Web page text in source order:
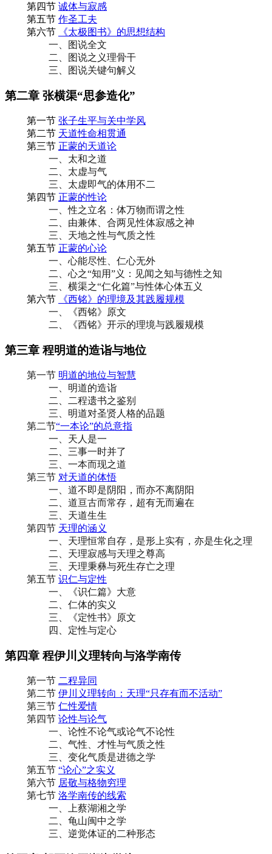
第四节 诚体与寂感
第五节 作圣工夫
第六节
《太极图书》的思想结构
一、图说全文
二、图说之义理骨干
三、图说关键句解义
第二章 张横渠“思参造化”
第一节 张子生平与关中学风
第二节 天道性命相贯通
第三节 正蒙的天道论
一、太和之道
二、太虚与气
三、太虚即气的体用不二
第四节 正蒙的性论
一、性之立名：体万物而谓之性
二、由兼体、合两见性体寂感之神
三、天地之性与气质之性
第五节 正蒙的心论
一、心能尽性、仁心无外
二、心之“知用”义：见闻之知与德性之知
三、横渠之“仁化篇”与性体心体五义
第六节
《西铭》的理境及其践履规模
一、《西铭》原文
二、《西铭》开示的理境与践履规模
第三章 程明道的造诣与地位
第一节 明道的地位与智慧
一、明道的造诣
二、二程遗书之鉴别
三、明道对圣贤人格的品题
第二节“一本论”的总意指
一、天人是一
二、三事一时并了
三、一本而现之道
第三节 对天道的体悟
一、道不即是阴阳，而亦不离阴阳
二、道亘古而常存，超有无而遍在
三、天道生生
第四节 天理的涵义
一、天理恒常自存，是形上实有，亦是生化之理
二、天理寂感与天理之尊高
三、天理秉彝与死生存亡之理
第五节 识仁与定性
一、《识仁篇》大意
二、仁体的实义
三、《定性书》原文
四、定性与定心
第四章 程伊川义理转向与洛学南传
第一节 二程异同
第二节 伊川义理转向：天理“只存有而不活动”
第三节 仁性爱情
第四节 论性与论气
一、论性不论气或论气不论性
二、气性、才性与气质之性
三、变化气质是进德之学
第五节 “论心”之实义
第六节 居敬与格物穷理
第七节 洛学南传的线索
一、上蔡湖湘之学
二、龟山闽中之学
三、逆觉体证的二种形态